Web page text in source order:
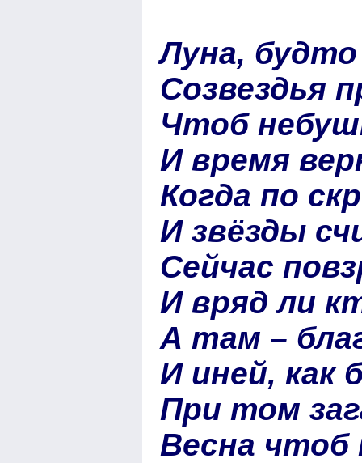
Луна,
Созвездья
Чтоб
И время
Когда по
И звёзды
Сейчас
И вряд ли
А там –
И иней, как
При том
Весна чтоб